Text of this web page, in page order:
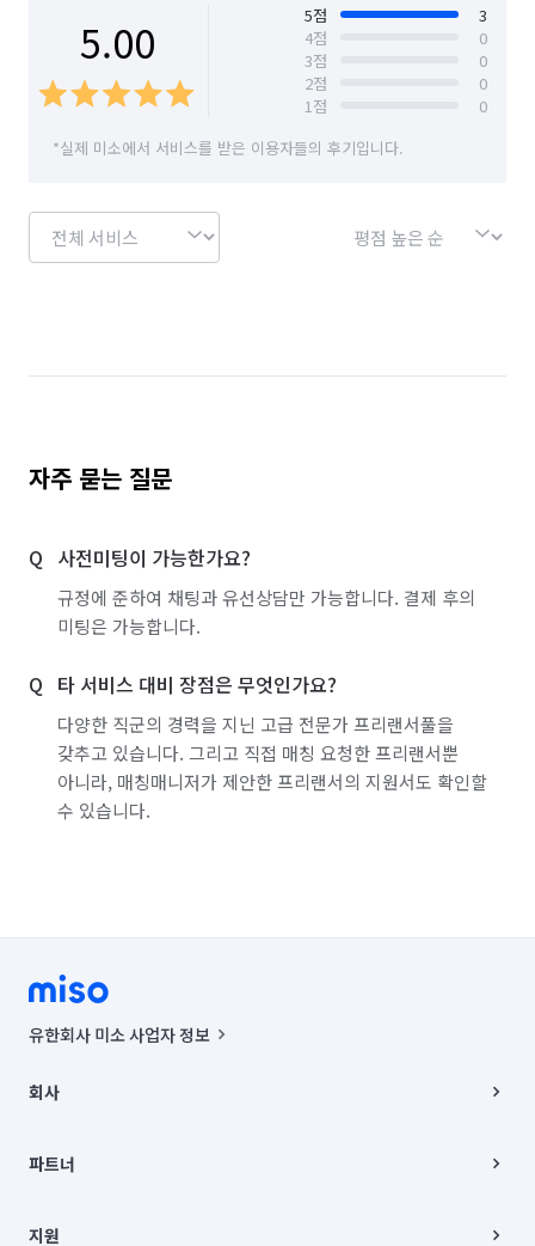
5.00 5점
3
4점
0
3점
0
2점
0
1점
0
*실제 미소에서 서비스를 받은 이용자들의 후기입니다.
자주 묻는 질문
사전미팅이 가능한가요?
규정에 준하여 채팅과 유선상담만 가능합니다. 결제 후의
미팅은 가능합니다.
타 서비스 대비 장점은 무엇인가요?
다양한 직군의 경력을 지닌 고급 전문가 프리랜서풀을
갖추고 있습니다. 그리고 직접 매칭 요청한 프리랜서뿐
아니라, 매칭매니저가 제안한 프리랜서의 지원서도 확인할
수 있습니다.
유한회사 미소 사업자 정보
00019 |
주소 | 본사: 서울특별시 종로구 율곡로 6(중학동, 트윈트리빌딩) B동 5층
컨택센터 : 서울특별시 종로구 수송동 율곡로 24, 7층, 8층 미소
상품, 상품정보, 거래에 관한 의무와 책임은 거래당사자에게 있습니다.
회사
채용
파트너
이사
지원